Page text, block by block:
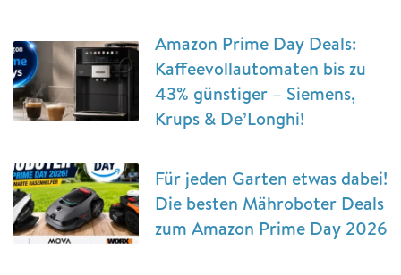
Amazon Prime Day Deals:
Kaffeevollautomaten bis zu
43% günstiger – Siemens,
Krups & De’Longhi!
Für jeden Garten etwas dabei!
Die besten Mähroboter Deals
zum Amazon Prime Day 2026